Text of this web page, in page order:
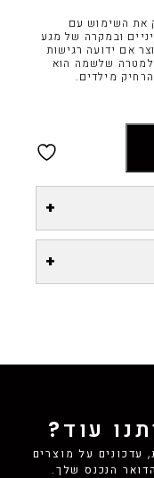
את השימוש עם
ובמקרה של מגע
אם ידועה רגישות
שלשמה הוא
מילדים.
+
+
עוד?
עדכונים על מוצרים
הנכנס שלך.